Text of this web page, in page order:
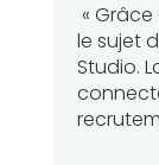
«
le sujet
Studio.